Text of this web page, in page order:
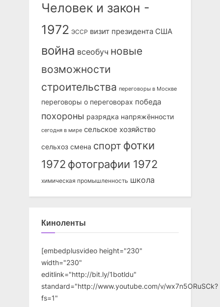
Человек и закон -
1972 ЭССР визит президента США
война всеобуч новые
возможности
строительства переговоры в Москве
переговоры о переговорах победа
похороны разрядка напряжённости
сегодня в мире сельское хозяйство
сельхоз смена спорт фотки
1972 фотографии 1972
химическая промышленность школа
Киноленты
[embedplusvideo height="230"
width="230"
editlink="http://bit.ly/1botldu"
standard="http://www.youtube.com/v/wx7n5ORuSCk?
fs=1"